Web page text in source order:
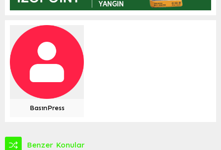
BasınPress
Benzer Konular